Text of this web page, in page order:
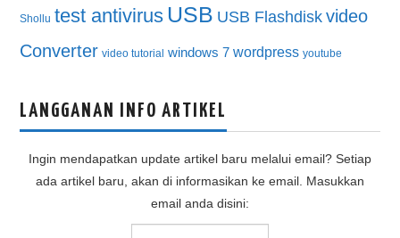
Shollu test antivirus USB USB Flashdisk video
Converter video tutorial windows 7 wordpress youtube
LANGGANAN INFO ARTIKEL
Ingin mendapatkan update artikel baru melalui email? Setiap
ada artikel baru, akan di informasikan ke email. Masukkan
email anda disini: